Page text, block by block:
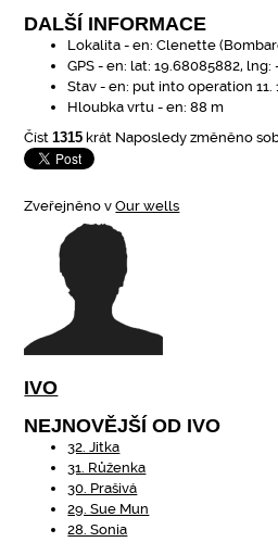
DALŠÍ INFORMACE
Lokalita - en: Clenette
GPS - en: lat: 19.68085882, lng:
Stav - en: put into operation 11.
Hloubka vrtu - en: 88 m
Číst1315 krát Naposledy změněno
Zveřejněno v Our wells
IVO
NEJNOVĚJŠÍ OD IVO
32. Jitka
31. Růženka
30. Prašivá
29. Sue Mun
28. Sonia